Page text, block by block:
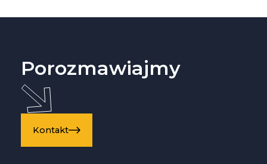
Porozmawiajmy
Kontakt